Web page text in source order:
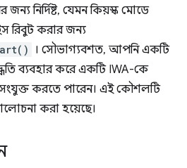
নির্দিষ্ট, যেমন কিয়স্ক মোডে
রিবুট করার জন্য
। সৌভাগ্যবশত, আপনি একটি
ব্যবহার করে একটি IWA-কে
করতে পারেন। এই কৌশলটি
করা হয়েছে।